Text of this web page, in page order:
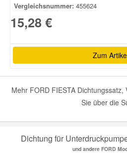
Vergleichsnummer: 455624
15,28 €
Zum
Mehr FORD FIESTA
Sie über die
Dichtung für
und andere FORD
Vauxhall Ersatzteile